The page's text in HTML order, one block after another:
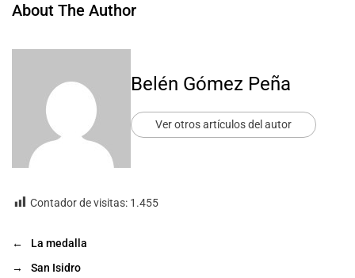
About The Author
Belén Gómez Peña
Ver otros artículos del autor
Contador de visitas: 1.455
←
La medalla
→
San Isidro